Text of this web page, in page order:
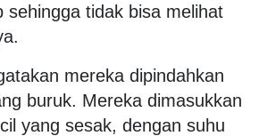
sehingga tidak bisa melihat
mereka dipindahkan
buruk. Mereka dimasukkan
yang sesak, dengan suhu